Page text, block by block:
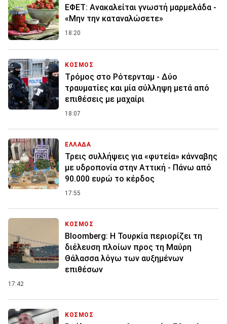
ΕΦΕΤ: Ανακαλείται γνωστή μαρμελάδα -
«Μην την καταναλώσετε»
18:20
ΚΟΣΜΟΣ
Tρόμος στο Ρότερνταμ - Δύο
τραυματίες και μία σύλληψη μετά από
επιθέσεις με μαχαίρι
18:07
ΕΛΛΑΔΑ
Τρεις συλλήψεις για «φυτεία» κάνναβης
με υδροπονία στην Αττική - Πάνω από
90.000 ευρώ το κέρδος
17:55
ΚΟΣΜΟΣ
Bloomberg: Η Τουρκία περιορίζει τη
διέλευση πλοίων προς τη Μαύρη
Θάλασσα λόγω των αυξημένων
επιθέσων
17:42
ΚΟΣΜΟΣ